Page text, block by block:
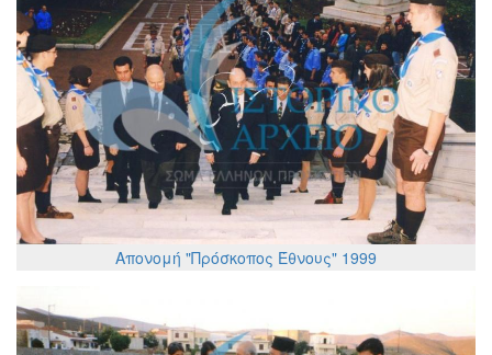
Απονομή "Πρόσκοπος Έθνους" 1999